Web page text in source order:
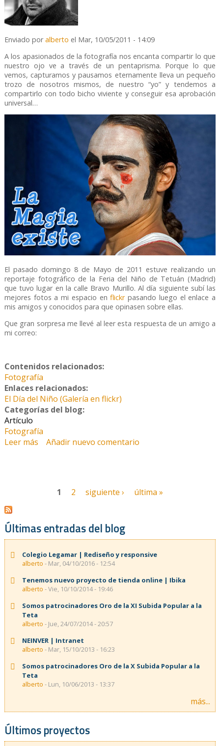
Enviado poralberto el Mar, 10/05/2011 - 14:09
A los apasionados de la fotografía nos encanta compartir lo que
nuestro ojo ve a través de un pentaprisma. Porque lo que
vemos, capturamos y pausamos eternamente lleva un pequeño
trozo de nosotros mismos, de nuestro “yo” y tendemos a
compartirlo con todo bicho viviente y conseguir esa aprobación
universal…
El pasado domingo 8 de Mayo de 2011 estuve realizando un
reportaje fotográfico de la Feria del Niño de Tetuán (Madrid)
que tuvo lugar en la calle Bravo Murillo. Al día siguiente subí las
mejores fotos a mi espacio enflickrpasando luego el enlace a
mis amigos y conocidos para que opinasen sobre ellas.
Que gran sorpresa me llevé al leer esta respuesta de un amigo a
mi correo:
Contenidos relacionados:
Fotografía
Enlaces relacionados:
El Día del Niño (Galería en flickr)
Categorías del blog:
Artículo
Fotografía
Leer más sobre La Magia existe
Añadir nuevo comentario
1 2 siguiente › última »
Últimas entradas del blog
Colegio Legamar | Rediseño y responsive
alberto - Mar, 04/10/2016 - 12:54
Tenemos nuevo proyecto de tienda online | Ibika
alberto - Vie, 10/10/2014 - 19:46
Somos patrocinadores Oro de la XI Subida Popular a la
Teta
alberto - Jue, 24/07/2014 - 20:57
NEINVER | Intranet
alberto - Mar, 15/10/2013 - 16:23
Somos patrocinadores Oro de la X Subida Popular a la
Teta
alberto - Lun, 10/06/2013 - 13:37
más...
Últimos proyectos